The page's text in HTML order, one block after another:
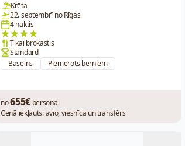
Krēta
22. septembrī no Rīgas
4 naktis
Tikai brokastis
Standard
Baseins
Piemērots bērniem
no655€personai
Cenā iekļauts: avio, viesnīca un transfērs